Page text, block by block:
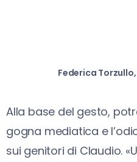
Federica
Alla base del gesto,
gogna mediatica e
sui genitori di Claudio.